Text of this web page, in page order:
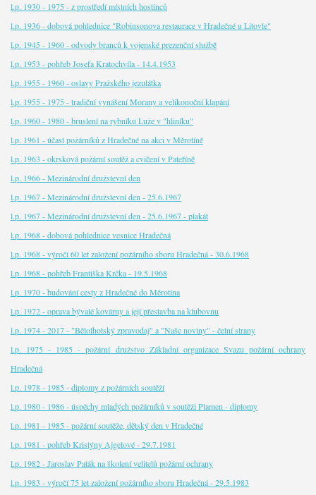
l.p. 1930 - 1975 - z prostředí místních hostinců
l.p. 1936 - dobová pohlednice "Robinsonova restaurace v Hradečné u Litovle"
l.p. 1945 - 1960 - odvody branců k vojenské prezenční službě
l.p. 1953 - pohřeb Josefa Kratochvíla - 14.4.1953
l.p. 1955 - 1960 - oslavy Pražského jezulátka
l.p. 1955 - 1975 - tradiční vynášení Morany a velikonoční klapání
l.p. 1960 - 1980 - bruslení na rybníku Luže v "hliníku"
l.p. 1961 - účast požárníků z Hradečné na akci v Měrotíně
l.p. 1963 - okrsková požární soutěž a cvičení v Pateříně
l.p. 1966 - Mezinárodní družstevní den
l.p. 1967 - Mezinárodní družstevní den - 25.6.1967
l.p. 1967 - Mezinárodní družstevní den - 25.6.1967 - plakát
l.p. 1968 - dobová pohlednice vesnice Hradečná
l.p. 1968 - výročí 60 let založení požárního sboru Hradečná - 30.6.1968
l.p. 1968 - pohřeb Františka Krčka - 19.5.1968
l.p. 1970 - budování cesty z Hradečné do Měrotína
l.p. 1972 - oprava bývalé kovárny a její přestavba na klubovnu
l.p. 1974 - 2017 - "Bělolhotský zpravodaj" a "Naše noviny" - čelní strany
l.p. 1975 - 1985 - požární družstvo Základní organizace Svazu požární ochrany
Hradečná
l.p. 1978 - 1985 - diplomy z požárních soutěží
l.p. 1980 - 1986 - úspěchy mladých požárníků v soutěži Plamen - diplomy
l.p. 1981 - 1985 - požární soutěže, dětský den v Hradečné
l.p. 1981 - pohřeb Kristýny Ajgelové - 29.7.1981
l.p. 1982 - Jaroslav Paták na školení velitelů požární ochrany
l.p. 1983 - výročí 75 let založení požárního sboru Hradečná - 29.5.1983